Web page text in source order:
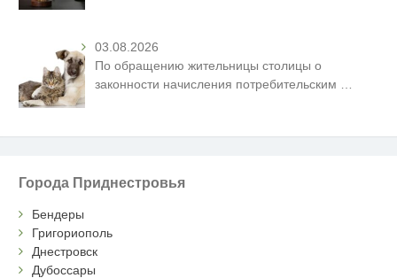
03.08.2026
По обращению жительницы столицы о
законности начисления потребительским
Города Приднестровья
Бендеры
Григориополь
Днестровск
Дубоссары